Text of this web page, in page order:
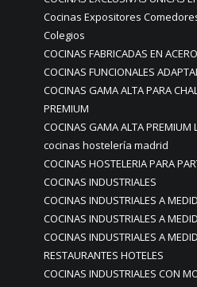
Cocinas Expositores
Colegios
COCINAS FABRICADAS EN
COCINAS FUNCIONALES
COCINAS GAMA ALTA PARA
PREMIUM
COCINAS GAMA ALTA PREMIUM
cocinas hostelería madrid
COCINAS HOSTELERIA PARA
COCINAS INDUSTRIALES
COCINAS INDUSTRIALES A
COCINAS INDUSTRIALES A
COCINAS INDUSTRIALES A
RESTAURANTES HOTELES
COCINAS INDUSTRIALES CON